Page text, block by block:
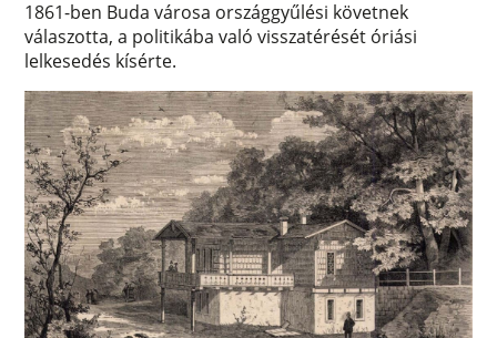
1861-ben Buda városa országgyűlési követnek
válaszotta, a politikába való visszatérését óriási
lelkesedés kísérte.